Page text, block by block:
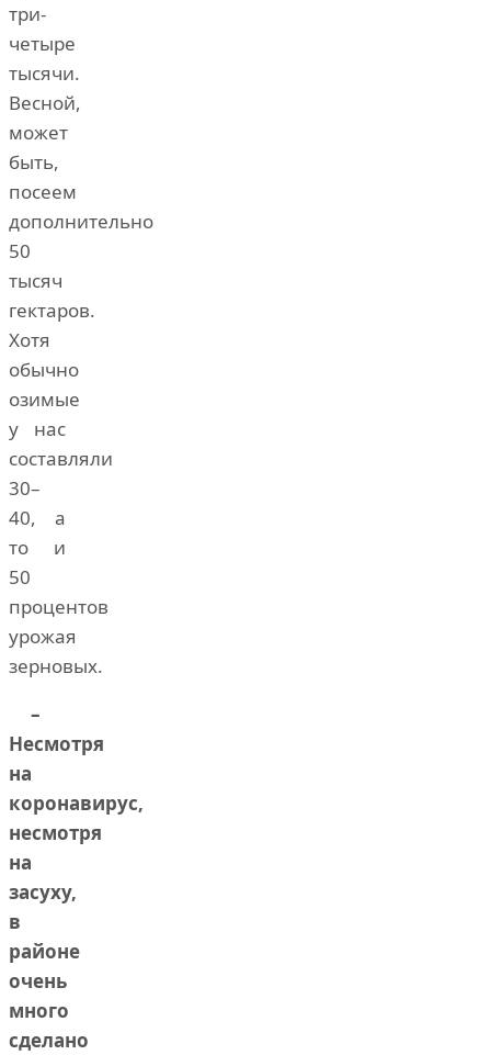
три-
четыре
тысячи.
Весной,
может
быть,
посеем
дополнительно
50
тысяч
гектаров.
Хотя
обычно
озимые
у нас
составляли
30–
40, а
то и
50
процентов
урожая
зерновых.
–
Несмотря
на
коронавирус,
несмотря
на
засуху,
в
районе
очень
много
сделано